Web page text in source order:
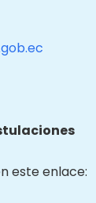
este enlace: